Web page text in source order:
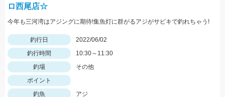
ロ西尾店☆
今年も三河湾はアジングに期待!集魚灯に群がるアジがサビキで釣れちゃう!
釣行日
2022/06/02
釣行時間
10:30～11:30
釣場
その他
ポイント
釣魚
アジ